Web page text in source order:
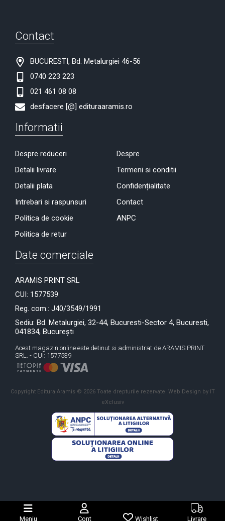
Contact
BUCURESTI, Bd. Metalurgiei 46-56
0740 223 223
021 461 08 08
desfacere [@] edituraaramis.ro
Informatii
Despre reduceri
Detalii livrare
Detalii plata
Intrebari si raspunsuri
Politica de cookie
Politica de retur
Despre
Termeni si conditii
Confidențialitate
Contact
ANPC
Date comerciale
ARAMIS PRINT SRL
CUI: 1577539
Reg. com.: J40/3549/1991
Sediu: Bd. Metalurgiei, 32-44, Bucuresti-Sector 4, Bucuresti,
041834, București
Acest magazin online este detinut si administrat de ARAMIS PRINT
SRL. - CUI: 1577539
Copyright Editura Aramis © 2026 Toate drepturile rezervate. Web Design by IT
eXclusiv
Meniu Cont Wishlist Livrare